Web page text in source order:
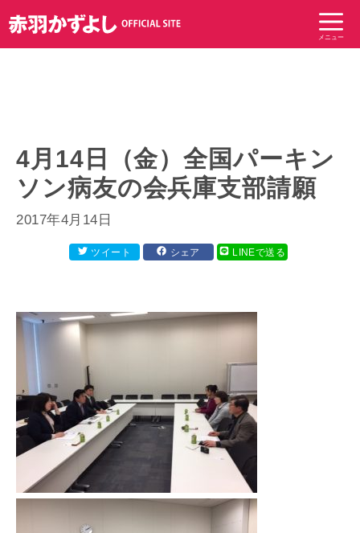
ン
テ
メニュー
4月14日（金）全国パーキン
ソン病友の会兵庫支部請願
2017年4月14日
ツイート シェア LINEで送る